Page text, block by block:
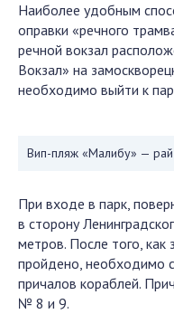
Наиболее удобным
оправки «речного
речной вокзал
Вокзал» на
необходимо выйти к
Вип-пляж «Малибу» — рай
При входе в парк,
в сторону
метров. После того, как
пройдено, необходимо
причалов кораблей.
№ 8 и 9.